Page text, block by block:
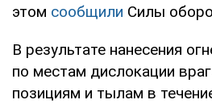
этом сообщили Силы
В результате нанесения
по местам дислокации
позициям и тылам в